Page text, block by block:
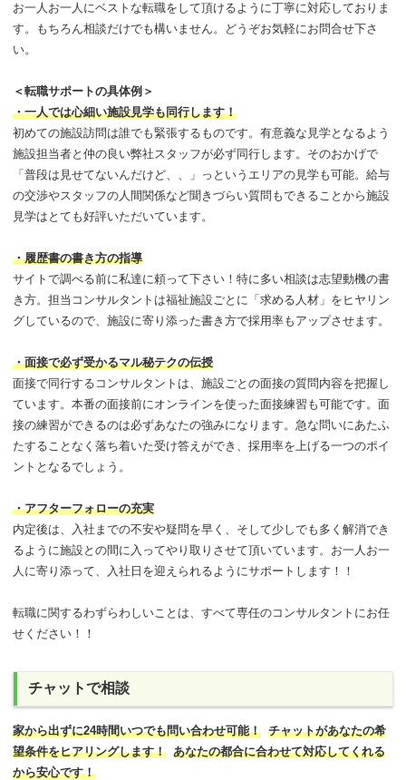
お一人お一人にベストな転職をして頂けるように丁寧に対応しておりま
す。もちろん相談だけでも構いません。どうぞお気軽にお問合せ下さ
い。
＜転職サポートの具体例＞
・一人では心細い施設見学も同行します！
初めての施設訪問は誰でも緊張するものです。有意義な見学となるよう
施設担当者と仲の良い弊社スタッフが必ず同行します。そのおかげで
「普段は見せてないんだけど、、」っというエリアの見学も可能。給与
の交渉やスタッフの人間関係など聞きづらい質問もできることから施設
見学はとても好評いただいています。
・履歴書の書き方の指導
サイトで調べる前に私達に頼って下さい！特に多い相談は志望動機の書
き方。担当コンサルタントは福祉施設ごとに「求める人材」をヒヤリン
グしているので、施設に寄り添った書き方で採用率もアップさせます。
・面接で必ず受かるマル秘テクの伝授
面接で同行するコンサルタントは、施設ごとの面接の質問内容を把握し
ています。本番の面接前にオンラインを使った面接練習も可能です。面
接の練習ができるのは必ずあなたの強みになります。急な問いにあたふ
たすることなく落ち着いた受け答えができ、採用率を上げる一つのポイ
ントとなるでしょう。
・アフターフォローの充実
内定後は、入社までの不安や疑問を早く、そして少しでも多く解消でき
るように施設との間に入ってやり取りさせて頂いています。お一人お一
人に寄り添って、入社日を迎えられるようにサポートします！！
転職に関するわずらわしいことは、すべて専任のコンサルタントにお任
せください！！
チャットで相談
家から出ずに24時間いつでも問い合わせ可能！ チャットがあなたの希
望条件をヒアリングします！ あなたの都合に合わせて対応してくれる
から安心です！